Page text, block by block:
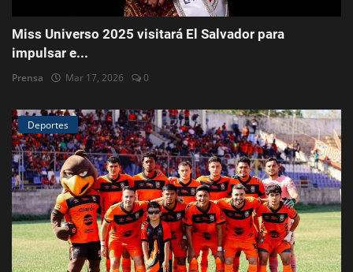
Miss Universo 2025 visitará El Salvador para
impulsar e...
Prensa Mar 17, 2026 0
Deportes